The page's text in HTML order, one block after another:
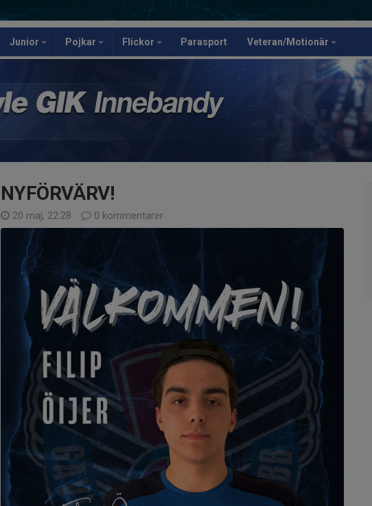
Junior Pojkar Flickor Parasport Veteran/Motionär
NYFÖRVÄRV!
20 maj, 22:28 0 kommentarer